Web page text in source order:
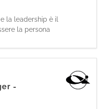
la leadership è il
la persona
squadra.
sarai
attività
Le tue
Store Manager:
con la tua squ
-